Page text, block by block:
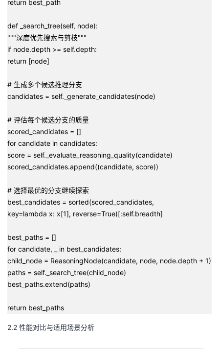
return best_path
def _search_tree(self, node):
"""深度优先搜索与剪枝"""
if node.depth >= self.depth:
return [node]
# 生成多个候选推理分支
candidates = self._generate_candidates(node)
# 评估每个候选分支的质量
scored_candidates = []
for candidate in candidates:
score = self._evaluate_reasoning_quality(candidate)
scored_candidates.append((candidate, score))
# 选择最优的分支继续探索
best_candidates = sorted(scored_candidates,
key=lambda x: x[1], reverse=True)[:self.breadth]
best_paths = []
for candidate, _ in best_candidates:
child_node = ReasoningNode(candidate, node, node.depth + 1)
paths = self._search_tree(child_node)
best_paths.extend(paths)
return best_paths
2.2 性能对比与适用场景分析